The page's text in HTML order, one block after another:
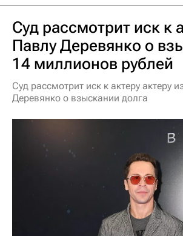
Суд рассмотрит иск к
Павлу Деревянко о
14 миллионов рублей
Суд рассмотрит иск к актеру актеру
Деревянко о взыскании долга